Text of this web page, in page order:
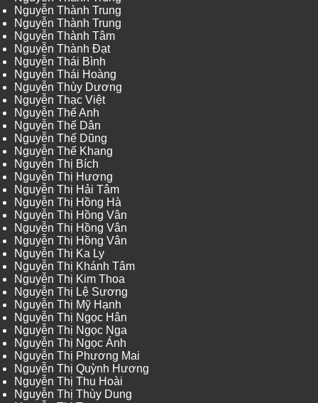
Nguyễn Thành Trung
Nguyễn Thành Trung
Nguyễn Thành Tâm
Nguyễn Thành Đạt
Nguyễn Thái Bình
Nguyễn Thái Hoàng
Nguyễn Thùy Dương
Nguyễn Thạc Việt
Nguyễn Thế Anh
Nguyễn Thế Dân
Nguyễn Thế Dũng
Nguyễn Thế Khang
Nguyễn Thị Bích
Nguyễn Thị Hương
Nguyễn Thị Hải Tâm
Nguyễn Thị Hồng Hà
Nguyễn Thị Hồng Vân
Nguyễn Thị Hồng Vân
Nguyễn Thị Hồng Vân
Nguyễn Thị Ka Ly
Nguyễn Thị Khánh Tâm
Nguyễn Thị Kim Thoa
Nguyễn Thị Lệ Sương
Nguyễn Thị Mỹ Hạnh
Nguyễn Thị Ngọc Hân
Nguyễn Thị Ngọc Nga
Nguyễn Thị Ngọc Ánh
Nguyễn Thị Phương Mai
Nguyễn Thị Quỳnh Hương
Nguyễn Thị Thu Hoài
Nguyễn Thị Thùy Dung